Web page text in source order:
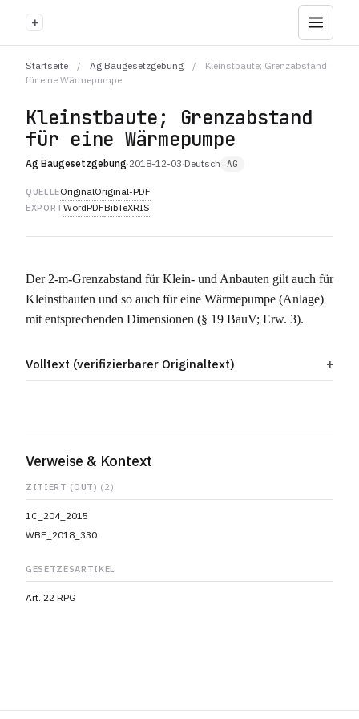
+
Startseite / Ag Baugesetzgebung /
Kleinstbaute; Grenzabstand
für eine Wärmepumpe
Kleinstbaute; Grenzabstand
für eine Wärmepumpe
Ag Baugesetzgebung·2018-12-03·Deutsch AG
QUELLEOriginalOriginal-PDF
EXPORTWordPDFBibTeXRIS
Der 2-m-Grenzabstand für Klein- und Anbauten gilt auch für
Kleinstbauten und so auch für eine Wärmepumpe (Anlage)
mit entsprechenden Dimensionen (§ 19 BauV; Erw. 3).
Volltext (verifizierbarer Originaltext)
Verweise & Kontext
ZITIERT (OUT) (2)
1C_204_2015
WBE_2018_330
GESETZESARTIKEL
Art. 22 RPG